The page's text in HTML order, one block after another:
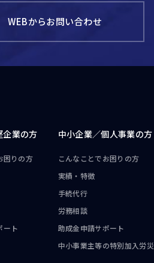
WEBからお問い合わせ
企業の方
困りの方
ート
中小企業／個人事業の方
こんなことでお困りの方
実績・特徴
手続代行
労務相談
助成金申請サポート
中小事業主等の特別加入労災